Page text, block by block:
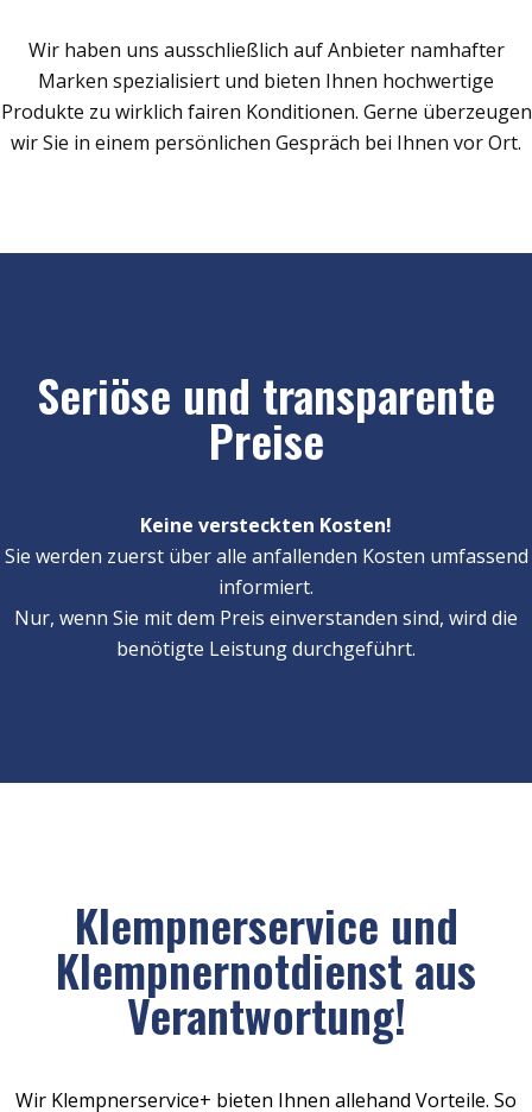
Wir haben uns ausschließlich auf Anbieter namhafter
Marken spezialisiert und bieten Ihnen hochwertige
Produkte zu wirklich fairen Konditionen. Gerne überzeugen
wir Sie in einem persönlichen Gespräch bei Ihnen vor Ort.
Seriöse und transparente
Preise
Keine versteckten Kosten!
Sie werden zuerst über alle anfallenden Kosten umfassend
informiert.
Nur, wenn Sie mit dem Preis einverstanden sind, wird die
benötigte Leistung durchgeführt.
Klempnerservice und
Klempnernotdienst aus
Verantwortung!
Wir Klempnerservice+ bieten Ihnen allehand Vorteile. So